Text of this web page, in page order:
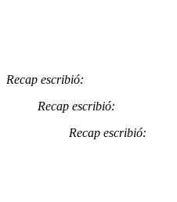
Recap escribió:
Recap escribió:
Recap escribió: